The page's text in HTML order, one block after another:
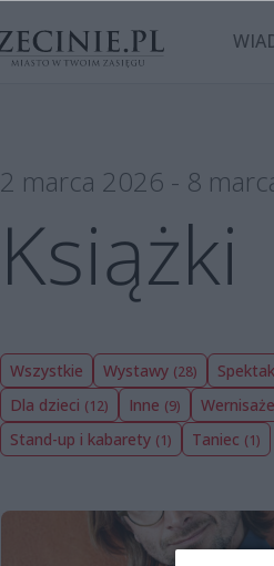
2 marca 2026 - 8
Książki
Wszystkie Wystawy (28)
Dla dzieci (12) Inne (9) Wernisaże
Stand-up i kabarety (1) Taniec (1)